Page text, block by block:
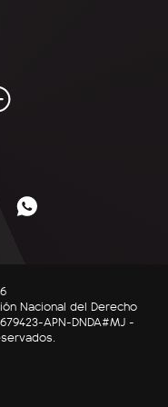
Nacional del Derecho
APN-DNDA#MJ -